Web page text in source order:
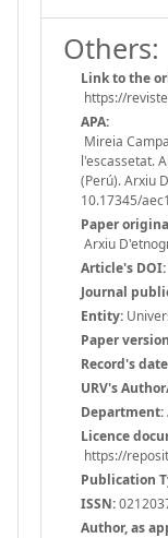
Others:
Link to the
https://
APA:
Mireia
l'escassetat.
(Perú). Arxiu
10.17345/
Paper
Arxiu
Article's DOI:
Journal
Entity:
Paper
Record's
URV's
Department:
Licence
https://
Publication
ISSN:
Author, as